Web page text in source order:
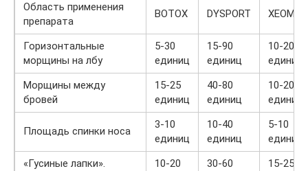
Область применения
препарата
BOTOX DYSPORT XEOMIN
Горизонтальные
морщины на лбу
5-30
единиц
15-90
единиц
10-20
единиц
Морщины между
бровей
15-25
единиц
40-80
единиц
10-20
единиц
Площадь спинки носа
3-10
единиц
10-40
единиц
5-10
единиц
«Гусиные лапки».
10-20
30-60
15-25